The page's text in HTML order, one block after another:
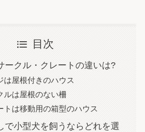
目次
ークル・クレートの違いは?
は屋根付きのハウス
ルは屋根のない柵
トは移動用の箱型のハウス
で小型犬を飼うならどれを選